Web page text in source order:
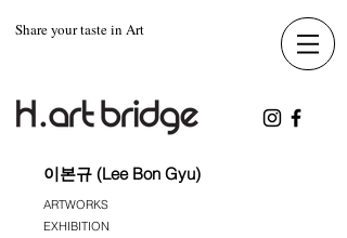
Share your taste in Art
이본규 (Lee Bon Gyu)
ARTWORKS
EXHIBITION